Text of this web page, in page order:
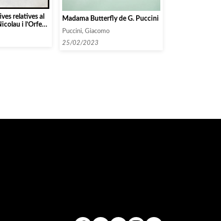
relatives al
i l’Orfeó
Madama Butterfly de G. Puccini
Puccini, Giacomo
25/02/2023